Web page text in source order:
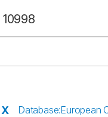
10998
X Database:European